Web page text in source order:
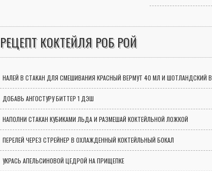
РЕЦЕПТ КОКТЕЙЛЯ РОБ РОЙ
НАЛЕЙ В СТАКАН ДЛЯ СМЕШИВАНИЯ КРАСНЫЙ ВЕРМУТ 40 МЛ И ШОТЛАНДСКИЙ
ДОБАВЬ АНГОСТУРУ БИТТЕР 1 ДЭШ
НАПОЛНИ СТАКАН КУБИКАМИ ЛЬДА И РАЗМЕШАЙ КОКТЕЙЛЬНОЙ ЛОЖКОЙ
ПЕРЕЛЕЙ ЧЕРЕЗ СТРЕЙНЕР В ОХЛАЖДЕННЫЙ КОКТЕЙЛЬНЫЙ БОКАЛ
УКРАСЬ АПЕЛЬСИНОВОЙ ЦЕДРОЙ НА ПРИЩЕПКЕ